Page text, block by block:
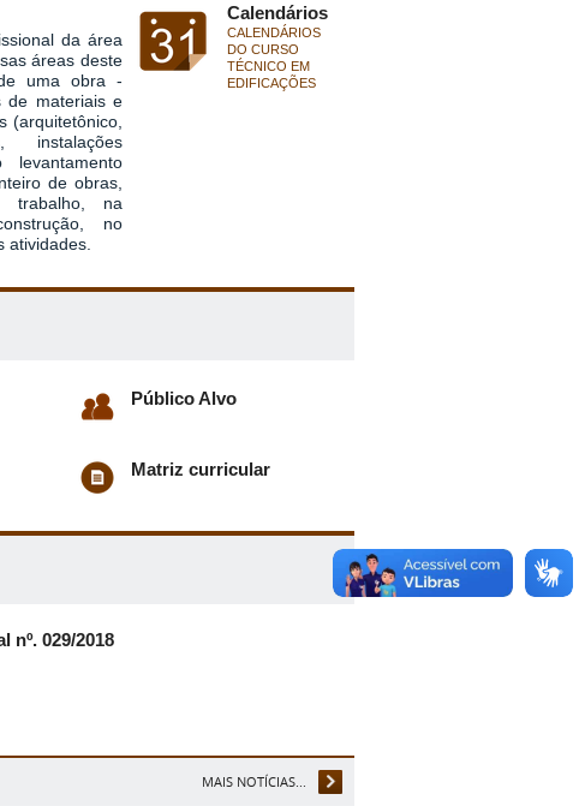
da área
áreas deste
uma obra -
de materiais e
(arquitetônico,
instalações
de obras,
trabalho, na
no
atividades.
Calendários
CALENDÁRIOS
DO CURSO
TÉCNICO EM
EDIFICAÇÕES
Público Alvo
Matriz curricular
nº. 029/2018
MAIS NOTÍCIAS...